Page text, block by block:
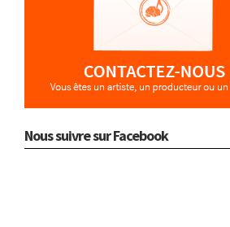
Nous suivre sur Facebook